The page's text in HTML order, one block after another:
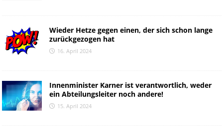
Wieder Hetze gegen einen, der sich schon lange
zurückgezogen hat
16. April 2024
Innenminister Karner ist verantwortlich, weder
ein Abteilungsleiter noch andere!
15. April 2024